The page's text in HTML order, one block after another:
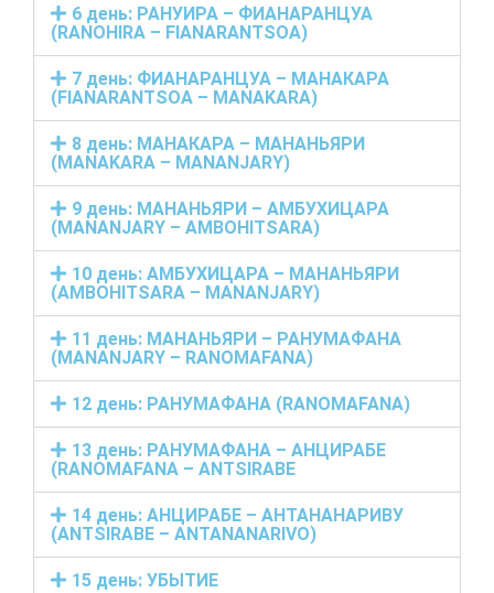
6 день: РАНУИРА – ФИАНАРАНЦУА
(RANOHIRA – FIANARANTSOA)
7 день: ФИАНАРАНЦУА – МАНАКАРА
(FIANARANTSOA – MANAKARA)
8 день: МАНАКАРА – МАНАНЬЯРИ
(MANAKARA – MANANJARY)
9 день: МАНАНЬЯРИ – АМБУХИЦАРА
(MANANJARY – AMBOHITSARA)
10 день: АМБУХИЦАРА – МАНАНЬЯРИ
(AMBOHITSARA – MANANJARY)
11 день: МАНАНЬЯРИ – РАНУМАФАНА
(MANANJARY – RANOMAFANA)
12 день: РАНУМАФАНА (RANOMAFANA)
13 день: РАНУМАФАНА – АНЦИРАБЕ
(RANOMAFANA – ANTSIRABE
14 день: АНЦИРАБЕ – АНТАНАНАРИВУ
(ANTSIRABE – ANTANANARIVO)
15 день: УБЫТИЕ